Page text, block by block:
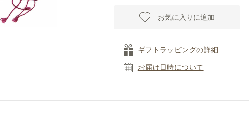
お気に入りに追加
ギフトラッピングの詳細
お届け日時について